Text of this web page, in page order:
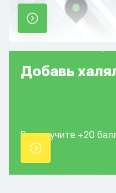
Добавь
Вы получите +20
точки.